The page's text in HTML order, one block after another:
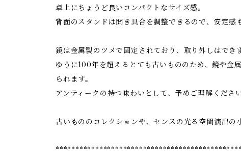
卓上にちょうど良いコンパクトなサイズ感。
背面のスタンドは開き具合を調整できるので、安定感
鏡は金属製のツメで固定されており、取り外しはでき
ゆうに100年を超えるとても古いもののため、鏡や金
られます。
アンティークの持つ味わいとして、予めご理解くださ
古いもののコレクションや、センスの光る空間演出の